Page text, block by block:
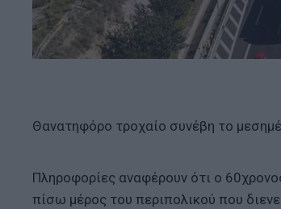
Θανατηφόρο τροχαίο συνέβη το
Πληροφορίες αναφέρουν ότι ο
πίσω μέρος του περιπολικού που